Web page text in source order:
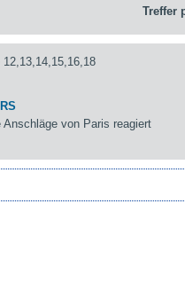
Treffer
von Paris reagiert